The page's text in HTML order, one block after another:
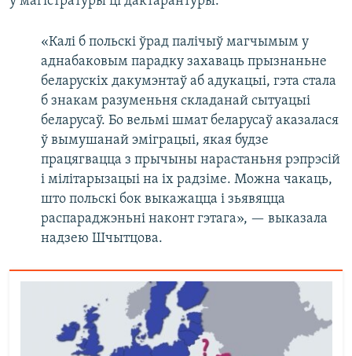
«Калі б польскі ўрад палічыў магчымым у
аднабаковым парадку захаваць прызнаньне
беларускіх дакумэнтаў аб адукацыі, гэта стала
б знакам разуменьня складанай сытуацыі
беларусаў. Бо вельмі шмат беларусаў аказалася
ў вымушанай эміграцыі, якая будзе
працягвацца з прычыны нарастаньня рэпрэсій
і мілітарызацыі на іх радзіме. Можна чакаць,
што польскі бок выкажацца і зьявяцца
распараджэньні наконт гэтага», — выказала
надзею Шчытцова.